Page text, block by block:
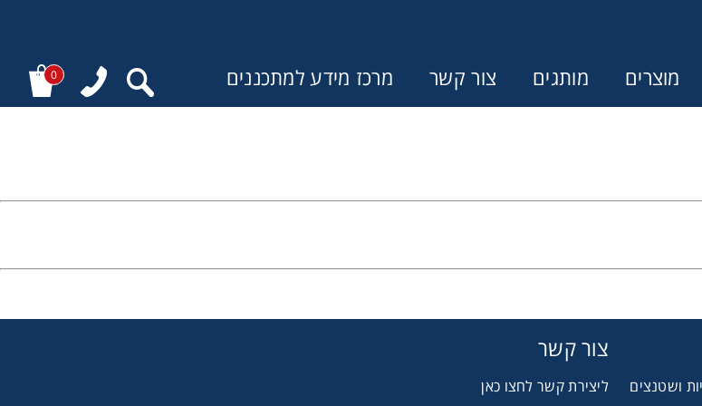
מוצרים מותגים צור קשר מרכז מידע למתכננים 0
ושטנצים
צור קשר
ליצירת קשר לחצו כאן